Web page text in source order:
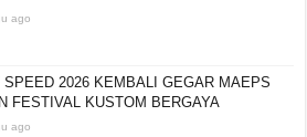
ago
SPEED 2026 KEMBALI GEGAR MAEPS
FESTIVAL KUSTOM BERGAYA
ago